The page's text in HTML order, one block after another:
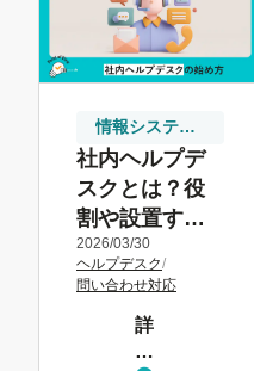
情報システム
向け
社内ヘルプデ
スクとは？役
割や設置する
メリット、効
率化のポイン
2026/03/30
ヘルプデスク/
問い合わせ対応
詳
し